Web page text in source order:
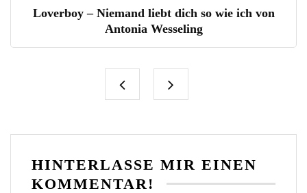
Loverboy – Niemand liebt dich so wie ich von
Antonia Wesseling
HINTERLASSE MIR EINEN
KOMMENTAR!